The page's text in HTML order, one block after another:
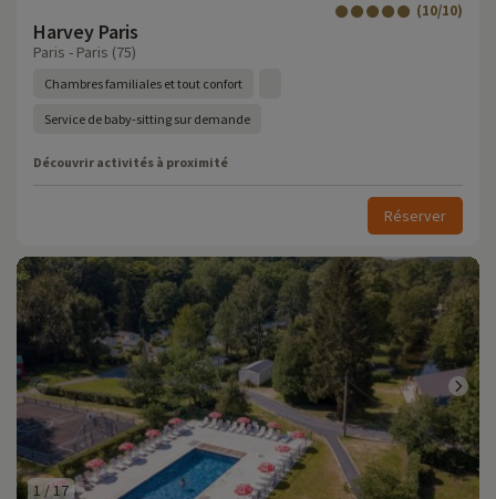
Harvey Paris
(10/10)
Paris - Paris (75)
Chambres familiales et tout confort
Service de baby-sitting sur demande
Découvrir activités à proximité
Réserver
1 /17